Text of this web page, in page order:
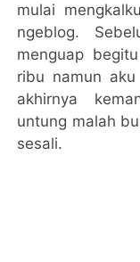
mulai
ngeblog.
menguap
ribu namun
akhirnya
untung malah
sesali.